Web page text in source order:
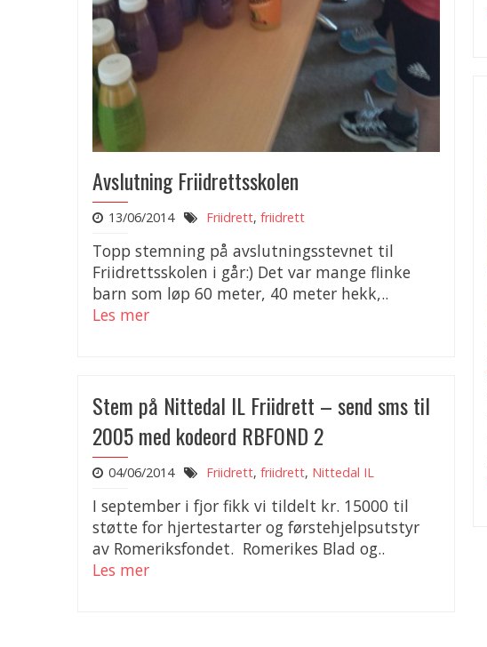
Avslutning Friidrettsskolen
13/06/2014 Friidrett, friidrett
Topp stemning på avslutningsstevnet til
Friidrettsskolen i går:) Det var mange flinke
barn som løp 60 meter, 40 meter hekk,..
Les mer
Stem på Nittedal IL Friidrett – send sms til
2005 med kodeord RBFOND 2
04/06/2014 Friidrett, friidrett, Nittedal IL
I september i fjor fikk vi tildelt kr. 15000 til
støtte for hjertestarter og førstehjelpsutstyr
av Romeriksfondet. Romerikes Blad og..
Les mer